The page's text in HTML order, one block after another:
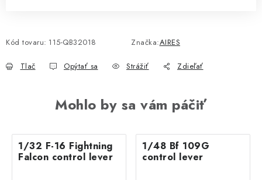
Kód tovaru: 115-QB32018 Značka:AIRES
Tlač Opýtať sa Strážiť Zdieľať
Mohlo by sa vám páčiť
1/32 F-16 Fightning
Falcon control lever
1/48 Bf 109G
control lever